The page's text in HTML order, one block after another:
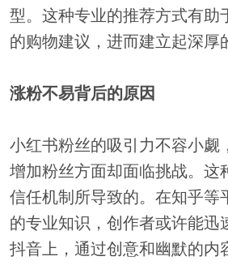
型。这种专业的推荐方式有助
的购物建议，进而建立起深厚
涨粉不易背后的原因
小红书粉丝的吸引力不容小觑
增加粉丝方面却面临挑战。这
信任机制所导致的。在知乎等
的专业知识，创作者或许能迅
抖音上，通过创意和幽默的内